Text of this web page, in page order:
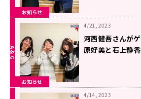
お知らせ
お知らせ
4/21, 2023
河西健吾さんが
原好美と石上静
4/14, 2023